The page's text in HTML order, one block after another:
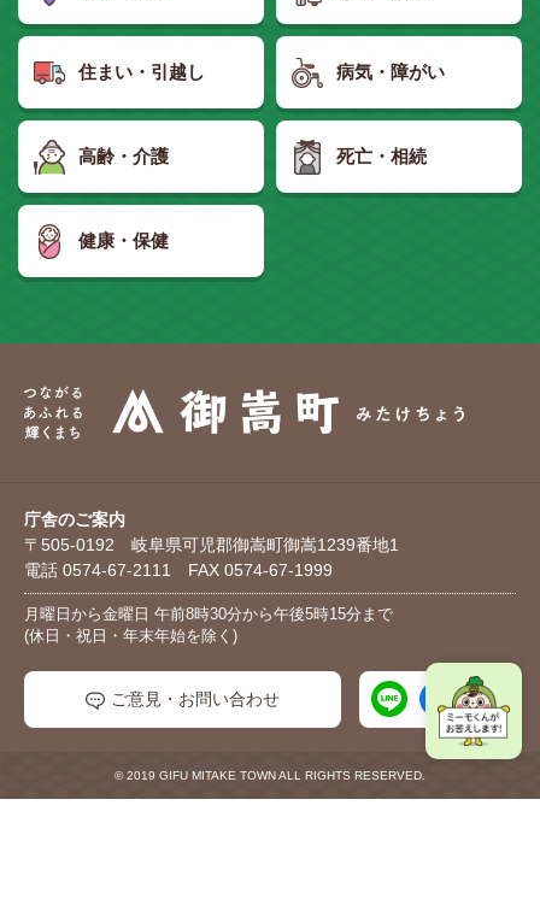
住まい・引越し 病気・障がい
高齢・介護 死亡・相続
健康・保健
庁舎のご案内
〒505-0192 岐阜県可児郡御嵩町御嵩1239番地1
電話 0574-67-2111 FAX 0574-67-1999
月曜日から金曜日 午前8時30分から午後5時15分まで
(休日・祝日・年末年始を除く)
ご意見・お問い合わせ
© 2019 GIFU MITAKE TOWN ALL RIGHTS RESERVED.